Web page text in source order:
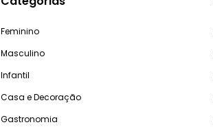
Feminino
Masculino
Infantil
Casa e Decoração
Gastronomia